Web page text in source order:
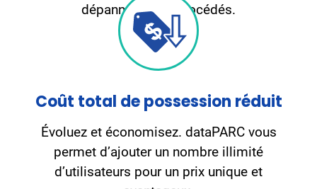
dépannage des procédés.
Coût total de possession réduit
Évoluez et économisez. dataPARC vous
permet d’ajouter un nombre illimité
d’utilisateurs pour un prix unique et